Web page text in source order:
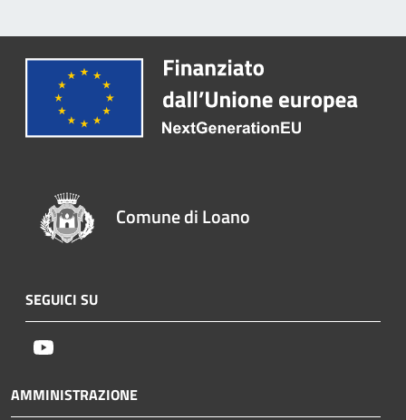
Comune di Loano
SEGUICI SU
AMMINISTRAZIONE